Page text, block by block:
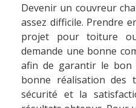
Devenir un couvreur
assez difficile. Prendre
projet pour toiture
demande une bonne
afin de garantir le bon
bonne réalisation des
sécurité et la